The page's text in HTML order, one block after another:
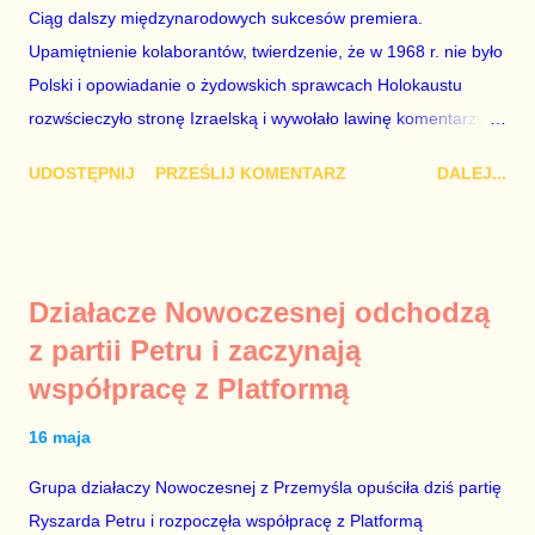
zupełnie nieheroicznym, a często wręcz znikomym działaniom
po stronie „Solidarności” w tamtych trudnych czasach. Lech
Kaczyński / fot. autor nieznany. Plan jest taki, aby zastąpić
Lecha Wałęs...
Ciąg dalszy międzynarodowych sukcesów premiera.
Upamiętnienie kolaborantów, twierdzenie, że w 1968 r. nie było
Polski i opowiadanie o żydowskich sprawcach Holokaustu
rozwścieczyło stronę Izraelską i wywołało lawinę komentarzy w
Dodajmy do tego jeszcze odmowę wojewody dotyczącą
centrum, a PiS już tam jest” – mówili komentatorzy po zamianie
Szydło na Morawieckiego. Jak zwykle mieli rację. Tej nocy rząd
nie pójdzie spać. Do jutrzejszego poranka muszą znaleźć
życiorys i zdjęcie. Mile widziane są też powiązania tego
zwyrodnialca z politykami PO. Bez tego, udział polityków PiS w
porannych programach nie ma sensu. Jeszcze ze trzy dni
UDOSTĘPNIJ PRZEŚLIJ KOMENTARZ DALEJ...
Działacze Nowoczesnej odchodzą
z partii Petru i zaczynają
współpracę z Platformą
16 maja
Grupa działaczy Nowoczesnej z Przemyśla opuściła dziś partię
Ryszarda Petru i rozpoczęła współpracę z Platformą